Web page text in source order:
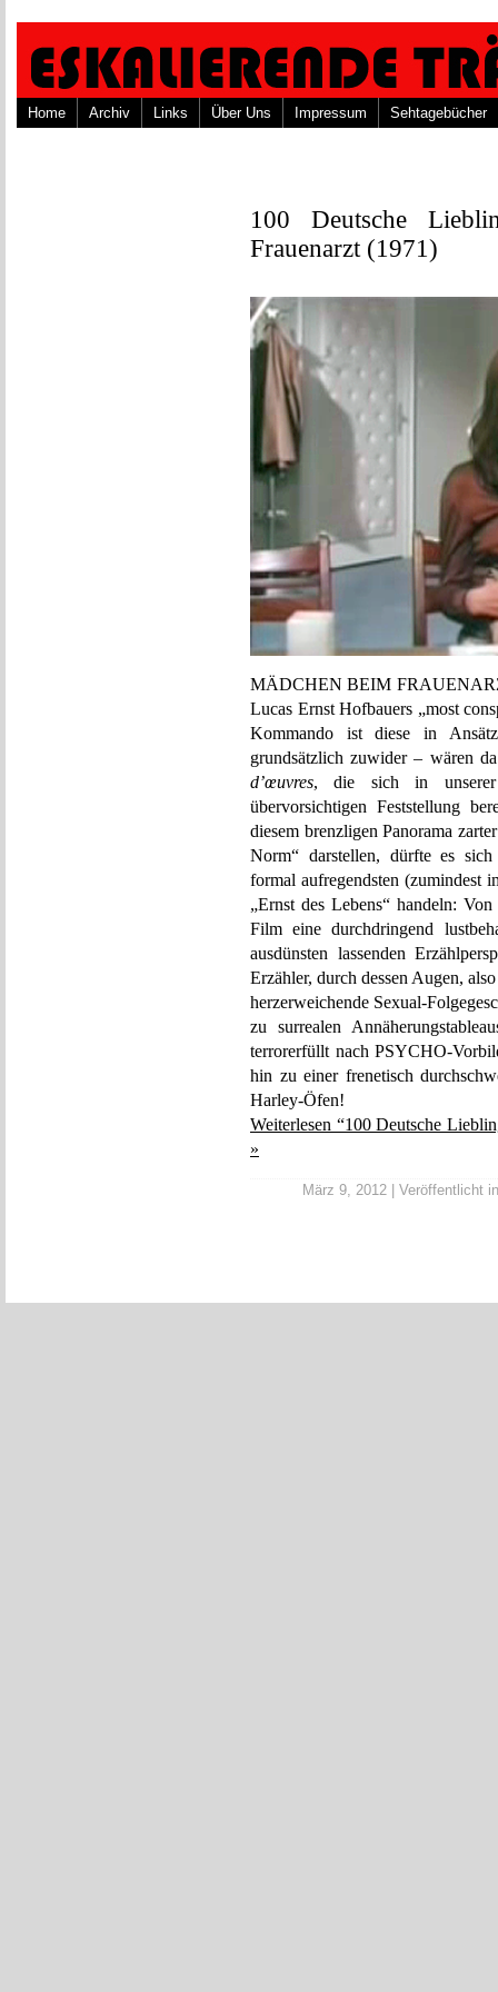
Home Archiv Links Über Uns Impressum Sehtagebücher
100 Deutsche
Frauenarzt (1971)
MÄDCHEN BEIM
Lucas Ernst Hofbauers „most
Kommando ist diese in
grundsätzlich zuwider – wären
d’œuvres, die sich in unserer
übervorsichtigen Feststellung
diesem brenzligen Panorama
Norm“ darstellen, dürfte es
formal aufregendsten (zumindest
„Ernst des Lebens“ handeln:
Film eine durchdringend
ausdünsten lassenden
Erzähler, durch dessen Augen,
herzerweichende Sexual-
zu surrealen
terrorerfüllt nach PSYCHO-
hin zu einer frenetisch
Harley-Öfen!
Weiterlesen “100 Deutsche
»
März 9, 2012 | Veröffentlicht